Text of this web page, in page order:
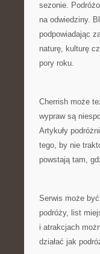
sezonie.
na odwiedziny.
podpowiadając
naturę, kulturę
pory roku.
Cherrish może
wypraw są
Artykuły
tego, by nie
powstają tam,
Serwis może
podróży, list
i atrakcjach
działać jak